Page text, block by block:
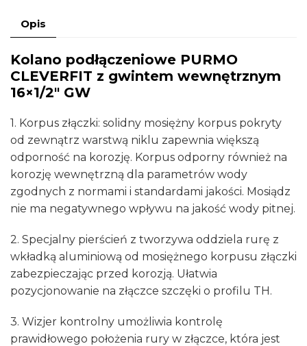
wewnętrznym
GW
Opis
Kolano podłączeniowe PURMO
CLEVERFIT z gwintem wewnętrznym
16×1/2″ GW
1. Korpus złączki: solidny mosiężny korpus pokryty
od zewnątrz warstwą niklu zapewnia większą
odporność na korozję. Korpus odporny również na
korozję wewnętrzną dla parametrów wody
zgodnych z normami i standardami jakości. Mosiądz
nie ma negatywnego wpływu na jakość wody pitnej.
2. Specjalny pierścień z tworzywa oddziela rurę z
wkładką aluminiową od mosiężnego korpusu złączki
zabezpieczając przed korozją. Ułatwia
pozycjonowanie na złączce szczęki o profilu TH.
3. Wizjer kontrolny umożliwia kontrolę
prawidłowego położenia rury w złączce, która jest